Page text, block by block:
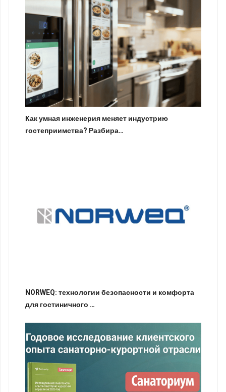
Как умная инженерия меняет индустрию
гостеприимства? Разбира…
NORWEQ: технологии безопасности и комфорта
для гостиничного …